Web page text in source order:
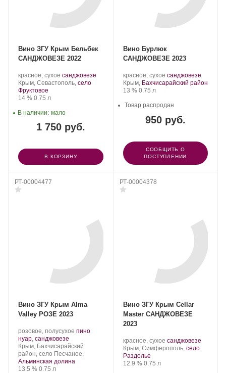
Вино ЗГУ Крым Бельбек
САНДЖОВЕЗЕ 2022
Производитель:
Бельбек.
красное, сухое .
Сорт
санджовезе
Регион:
Крым, Севастополь, село
Фруктовое
Крепость
14 %. Объем
0.75 л
1 750 руб.
В наличии: мало
В КОРЗИНУ
Вино Бурлюк
САНДЖОВЕЗЕ 2023
Производитель:
Бурлюк.
красное, сухое .
Сорт
санджовезе.
Регион:
Крым, Бахчисарайский район
Крепость
13 %. Объем
0.75 л
950 руб.
Товар распродан
СООБЩИТЬ О
ПОСТУПЛЕНИИ
РТ-00004477
Вино ЗГУ Крым Alma
Valley РОЗЕ 2023
Производитель:
Alma
Valley.
розовое, полусухое .
винограда:
пино
нуар, санджовезе
Регион:
Крым, Бахчисарайский
район, село Песчаное,
Альминская долина
Крепость
13.5 %. Объем
0.75 л
РТ-00004378
Вино ЗГУ Крым Cellar
Master САНДЖОВЕЗЕ
2023
Производитель:
Cellar
Master.
красное, сухое .
Сорт
санджовезе.
Регион:
Крым, Симферополь, село
Раздолье
Крепость
12.9 %. Объем
0.75 л